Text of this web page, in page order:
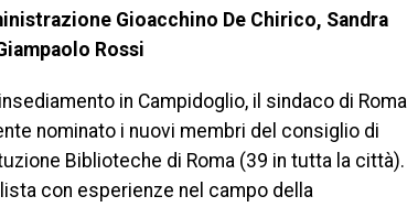
Gioacchino De Chirico, Sandra
Rossi
in Campidoglio, il sindaco di Roma
nominato i nuovi membri del consiglio di
Biblioteche di Roma (39 in tutta la città).
con esperienze nel campo della